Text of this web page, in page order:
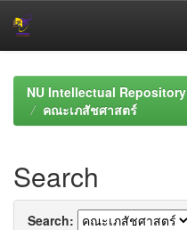
navigationNU Intellectual Repository
คณะเภสัชศาสตร์
Search
Search: